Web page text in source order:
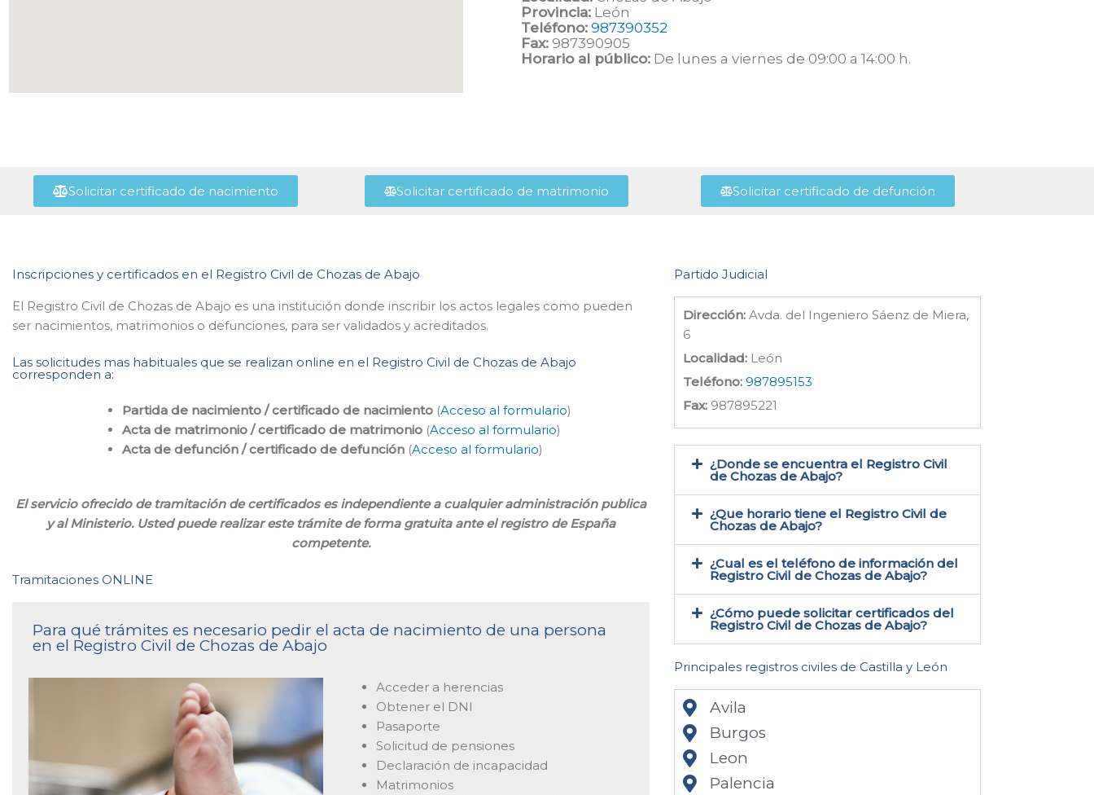
Provincia: León
Teléfono: 987390352
Fax: 987390905
Horario al público: De lunes a viernes de 09:00 a 14:00 h.
Solicitar certificado de nacimiento Solicitar certificado de matrimonio Solicitar certificado de defunción
Inscripciones y certificados en el Registro Civil de Chozas de Abajo
El Registro Civil de Chozas de Abajo es una institución donde inscribir los actos legales como pueden
ser nacimientos, matrimonios o defunciones, para ser validados y acreditados.
Las solicitudes mas habituales que se realizan online en el Registro Civil de Chozas de Abajo
corresponden a:
Partida de nacimiento / certificado de nacimiento (Acceso al formulario)
Acta de matrimonio / certificado de matrimonio (Acceso al formulario)
Acta de defunción / certificado de defunción (Acceso al formulario)
El servicio ofrecido de tramitación de certificados es independiente a cualquier administración publica
y al Ministerio. Usted puede realizar este trámite de forma gratuita ante el registro de España
competente.
Tramitaciones ONLINE
Para qué trámites es necesario pedir el acta de nacimiento de una persona
en el Registro Civil de Chozas de Abajo
Acceder a herencias
Obtener el DNI
Pasaporte
Solicitud de pensiones
Declaración de incapacidad
Matrimonios
Partido Judicial
Dirección: Avda. del Ingeniero Sáenz de Miera,
6
Localidad: León
Teléfono: 987895153
Fax: 987895221
¿Donde se encuentra el Registro Civil
de Chozas de Abajo​?
¿Que horario tiene el Registro Civil de
Chozas de Abajo?
¿Cual es el teléfono de información del
Registro Civil de Chozas de Abajo​?
¿Cómo puede solicitar certificados del
Registro Civil de Chozas de Abajo​?
Principales registros civiles de Castilla y León
Avila
Burgos
Leon
Palencia